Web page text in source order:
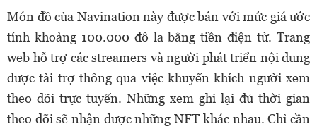
Món đồ của Navination này được bán với mức giá ước
tính khoảng 100.000 đô la bằng tiền điện tử. Trang
web hỗ trợ các streamers và người phát triển nội dung
được tài trợ thông qua việc khuyến khích người xem
theo dõi trực tuyến. Những xem ghi lại đủ thời gian
theo dõi sẽ nhận được những NFT khác nhau. Chỉ cần